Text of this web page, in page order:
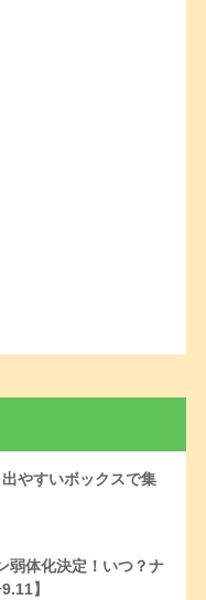
やすいボックスで集
弱体化決定！いつ？ナ
】